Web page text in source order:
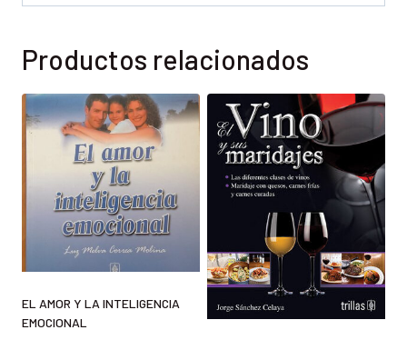
Productos relacionados
EL AMOR Y LA INTELIGENCIA
EMOCIONAL